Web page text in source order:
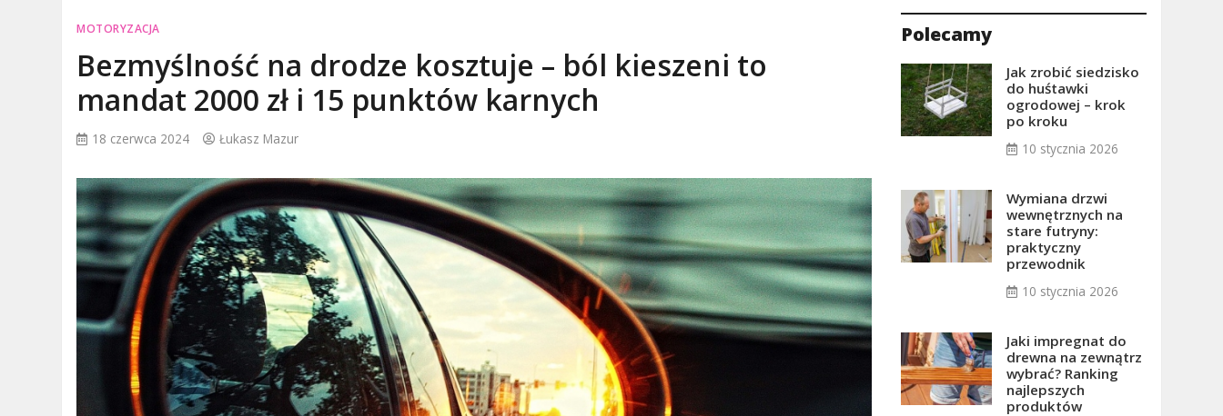
MOTORYZACJA
Bezmyślność na drodze kosztuje – ból kieszeni to
mandat 2000 zł i 15 punktów karnych
18 czerwca 2024 Łukasz Mazur
Polecamy
Jak zrobić siedzisko
do huśtawki
ogrodowej – krok
po kroku
10 stycznia 2026
Wymiana drzwi
wewnętrznych na
stare futryny:
praktyczny
przewodnik
10 stycznia 2026
Jaki impregnat do
drewna na zewnątrz
wybrać? Ranking
najlepszych
produktów